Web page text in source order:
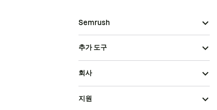
Semrush
추가 도구
회사
지원